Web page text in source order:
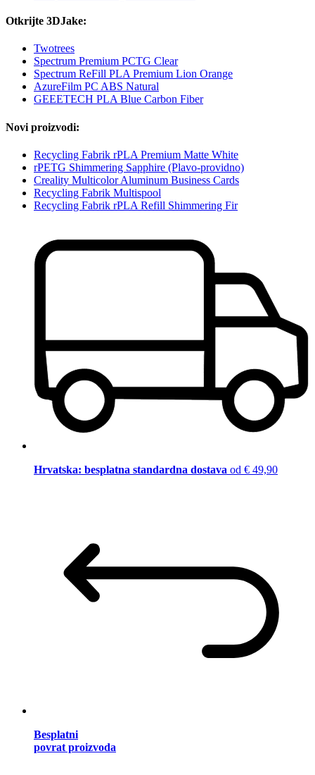
Otkrijte 3DJake:
Twotrees
Spectrum Premium PCTG Clear
Spectrum ReFill PLA Premium Lion Orange
AzureFilm PC ABS Natural
GEEETECH PLA Blue Carbon Fiber
Novi proizvodi:
Recycling Fabrik rPLA Premium Matte White
rPETG Shimmering Sapphire (Plavo-providno)
Creality Multicolor Aluminum Business Cards
Recycling Fabrik Multispool
Recycling Fabrik rPLA Refill Shimmering Fir
Hrvatska: besplatna standardna dostava od € 49,90
Besplatni
povrat proizvoda